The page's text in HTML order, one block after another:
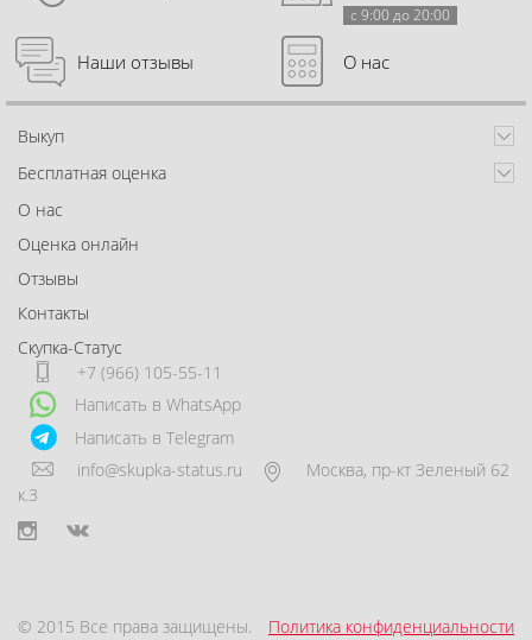
с 9:00 до 20:00
Наши отзывы О нас
Выкуп
Бесплатная оценка
О нас
Оценка онлайн
Отзывы
Контакты
Скупка-Статус
+7 (966) 105-55-11
Написать в WhatsApp
Написать в Telegram
info@skupka-status.ru
Москва, пр-кт Зеленый 62
к.3
© 2015 Все права защищены. Политика конфиденциальности